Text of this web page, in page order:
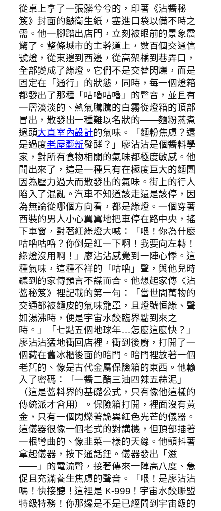
從桌上拿了一張髒兮兮的，印著《沾醬秘
笈》封面的皺衛生紙，塞進口袋以備不時之
需。他一腳踏出店門，立刻被眼前的景象震
驚了。整條城市的主幹道上，數百個交通信
號燈，從東邊到西邊，從高架橋到巷弄口，
全部變成了綠燈。它們不是交替閃爍，而是
固定在「通行」的狀態，同時，每一個燈箱
都發出了那種「咕嚕咕嚕」的聲音，並且有
一層淡淡的、熱氣騰騰的白霧從燈箱的頂部
冒出，散發出一種難以名狀的——麵粉蒸煮
過頭大直室內設計的氣味。「麵粉焦慮？還
是過度老屋翻新發酵？」廖沾沾是個醬料學
家，對所有食物相關的氣味都極度敏感。他
聞出來了，這是一種只有在極度巨大的麵團
因為壓力過大而散發出的氣味。街上的行人
陷入了混亂。汽車不知道該走還是該停，因
為無論從哪個方向看，都是綠燈。一個穿著
西裝的男人小心翼翼地把車停在路中央，搖
下車窗，對著紅綠燈大喊：「喂！你為什麼
咕嚕咕嚕？你倒是紅一下啊！我要向左轉！
綠燈沒用啊！」廖沾沾感覺到一陣心悸。這
種氣味，這種不祥的「咕嚕」聲，與他兒時
聽到的家傳預言不謀而合。他想起家傳《沾
醬秘笈》裡記載的第一句：「當世間萬物的
交通都被麵皮的氣味籠罩，且燈號恒綠、聲
如湯沸時，便是宇宙水餃臨界點到來之
時。」「七點五個地球年…怎麼這麼快？」
廖沾沾猛地衝回店裡，衝到後廚，打開了一
個藏在舊冰櫃後面的暗門。暗門裡放著一個
老舊的、像是古代金屬保險箱的東西。他輸
入了密碼：「一醬二醋三油四辣五蒜泥」
（這是醬料界的基礎公式，只有像他這樣的
傳統派才會用）。保險箱打開，裡面沒有黃
金，只有一個閃爍著詭異紅色光芒的儀器。
這儀器很像一個老式的對講機，但頂部插著
一根彎曲的、像韭菜一樣的天線。他顫抖著
拿起儀器，按下通話鈕。儀器發出「滋
——」的電流聲，接著傳來一陣高八度、急
促且充滿養生焦慮的聲音。「喂！是廖沾沾
嗎！快接聽！這裡是 K-999！宇宙水餃聯盟
特級特務！你那邊是不是已經聞到宇宙級的